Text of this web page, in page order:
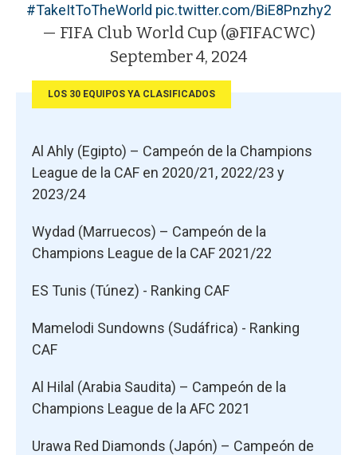
#TakeItToTheWorld pic.twitter.com/BiE8Pnzhy2
— FIFA Club World Cup (@FIFACWC)
September 4, 2024
LOS 30 EQUIPOS YA CLASIFICADOS
Al Ahly (Egipto) – Campeón de la Champions
League de la CAF en 2020/21, 2022/23 y
2023/24
Wydad (Marruecos) – Campeón de la
Champions League de la CAF 2021/22
ES Tunis (Túnez) - Ranking CAF
Mamelodi Sundowns (Sudáfrica) - Ranking
CAF
Al Hilal (Arabia Saudita) – Campeón de la
Champions League de la AFC 2021
Urawa Red Diamonds (Japón) – Campeón de